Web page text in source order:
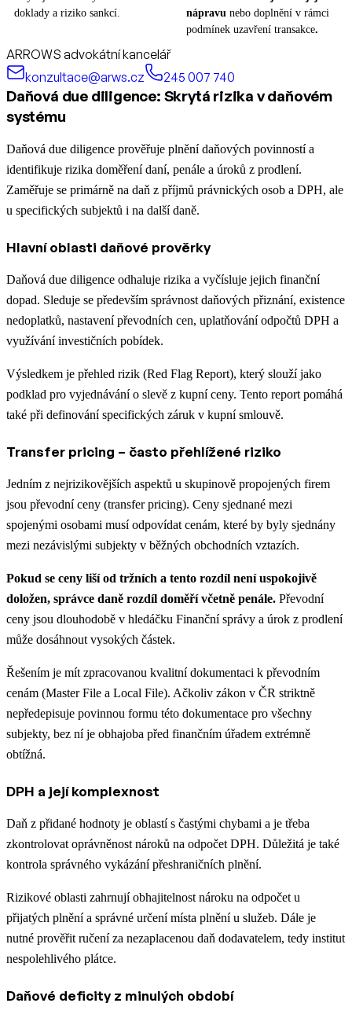
doklady a riziko sankcí.
nápravu nebo doplnění v rámci
podmínek uzavření transakce.
ARROWS advokátní kancelář
konzultace@arws.cz
245 007 740
Daňová due diligence: Skrytá rizika v daňovém
systému
Daňová due diligence prověřuje plnění daňových povinností a
identifikuje rizika doměření daní, penále a úroků z prodlení.
Zaměřuje se primárně na daň z příjmů právnických osob a DPH, ale
u specifických subjektů i na další daně.
Hlavní oblasti daňové prověrky
Daňová due diligence odhaluje rizika a vyčísluje jejich finanční
dopad. Sleduje se především správnost daňových přiznání, existence
nedoplatků, nastavení převodních cen, uplatňování odpočtů DPH a
využívání investičních pobídek.
Výsledkem je přehled rizik (Red Flag Report), který slouží jako
podklad pro vyjednávání o slevě z kupní ceny. Tento report pomáhá
také při definování specifických záruk v kupní smlouvě.
Transfer pricing – často přehlížené riziko
Jedním z nejrizikovějších aspektů u skupinově propojených firem
jsou převodní ceny (transfer pricing). Ceny sjednané mezi
spojenými osobami musí odpovídat cenám, které by byly sjednány
mezi nezávislými subjekty v běžných obchodních vztazích.
Pokud se ceny liší od tržních a tento rozdíl není uspokojivě
doložen, správce daně rozdíl doměří včetně penále. Převodní
ceny jsou dlouhodobě v hledáčku Finanční správy a úrok z prodlení
může dosáhnout vysokých částek.
Řešením je mít zpracovanou kvalitní dokumentaci k převodním
cenám (Master File a Local File). Ačkoliv zákon v ČR striktně
nepředepisuje povinnou formu této dokumentace pro všechny
subjekty, bez ní je obhajoba před finančním úřadem extrémně
obtížná.
DPH a její komplexnost
Daň z přidané hodnoty je oblastí s častými chybami a je třeba
zkontrolovat oprávněnost nároků na odpočet DPH. Důležitá je také
kontrola správného vykázání přeshraničních plnění.
Rizikové oblasti zahrnují obhajitelnost nároku na odpočet u
přijatých plnění a správné určení místa plnění u služeb. Dále je
nutné prověřit ručení za nezaplacenou daň dodavatelem, tedy institut
nespolehlivého plátce.
Daňové deficity z minulých období